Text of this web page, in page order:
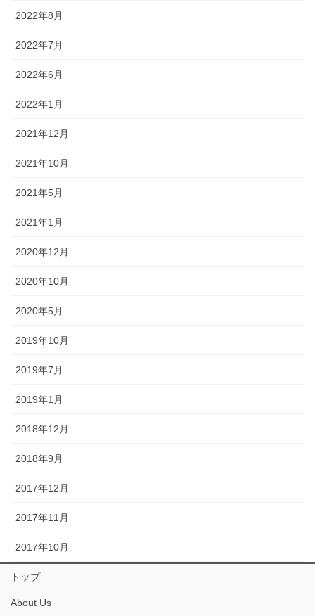
2022年8月
2022年7月
2022年6月
2022年1月
2021年12月
2021年10月
2021年5月
2021年1月
2020年12月
2020年10月
2020年5月
2019年10月
2019年7月
2019年1月
2018年12月
2018年9月
2017年12月
2017年11月
2017年10月
トップ
About Us